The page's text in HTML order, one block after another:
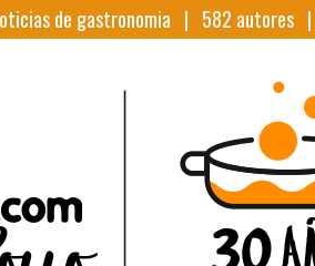
de gastronomia | 582 autores |